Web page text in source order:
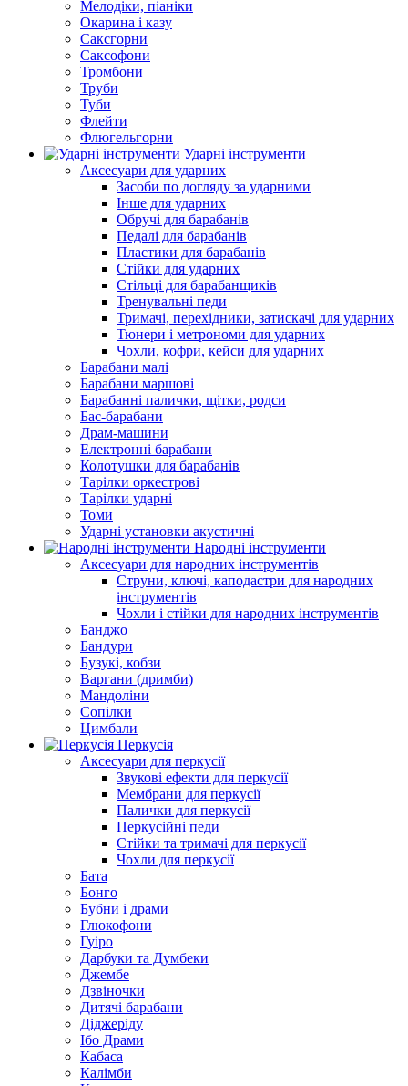
Мелодіки, піаніки
Окарина і казу
Саксгорни
Саксофони
Тромбони
Труби
Туби
Флейти
Флюгельгорни
Ударні інструменти
Аксесуари для ударних
Засоби по догляду за ударними
Інше для ударних
Обручі для барабанів
Педалі для барабанів
Пластики для барабанів
Стійки для ударних
Стільці для барабанщиків
Тренувальні педи
Тримачі, перехідники, затискачі для ударних
Тюнери і метрономи для ударних
Чохли, кофри, кейси для ударних
Барабани малі
Барабани маршові
Барабанні палички, щітки, родси
Бас-барабани
Драм-машини
Електронні барабани
Колотушки для барабанів
Тарілки оркестрові
Тарілки ударні
Томи
Ударні установки акустичні
Народні інструменти
Аксесуари для народних інструментів
Струни, ключі, каподастри для народних
інструментів
Чохли і стійки для народних інструментів
Банджо
Бандури
Бузукі, кобзи
Варгани (дримби)
Мандоліни
Сопілки
Цимбали
Перкусія
Аксесуари для перкусії
Звукові ефекти для перкусії
Мембрани для перкусії
Палички для перкусії
Перкусійні педи
Стійки та тримачі для перкусії
Чохли для перкусії
Бата
Бонго
Бубни і драми
Глюкофони
Гуіро
Дарбуки та Думбеки
Джембе
Дзвіночки
Дитячі барабани
Діджеріду
Ібо Драми
Кабаса
Калімби